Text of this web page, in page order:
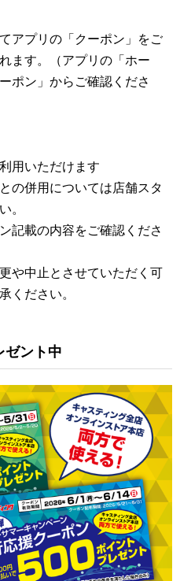
アプリの「クーポン」をご
ます。（アプリの「ホー
ポン」からご確認くださ
用いただけます
の併用については店舗スタ
。
記載の内容をご確認くださ
や中止とさせていただく可
ください。
ゼント中